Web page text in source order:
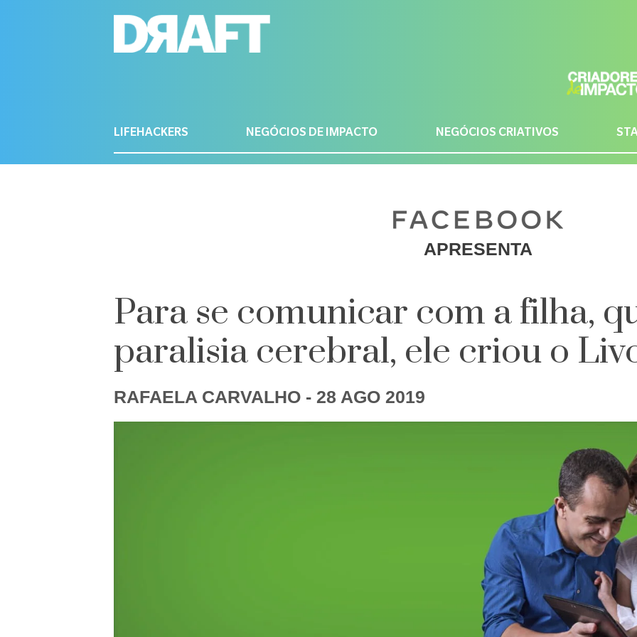
LIFEHACKERS NEGÓCIOS DE IMPACTO NEGÓCIOS CRIATIVOS
APRESENTA
Para se comunicar com a filha,
paralisia cerebral, ele criou o
RAFAELA CARVALHO - 28 AGO 2019